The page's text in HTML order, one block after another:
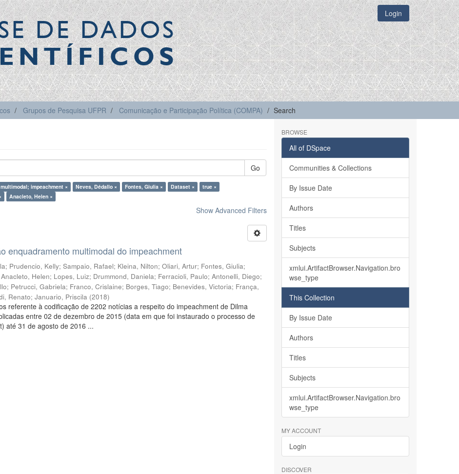
DE DADOS Login
Grupos de Pesquisa UFPR Comunicação e Participação Política (COMPA) Search
Go
impeachment × Neves, Dédallo × Fontes, Giulia × Dataset ×
true ×
Anacleto, Helen ×
Show Advanced Filters
enquadramento multimodal do impeachment
; Prudencio, Kelly;Sampaio, Rafael; Kleina, Nilton;Oliari, Artur; Fontes, Giulia;
Anacleto, Helen; Lopes, Luiz; Drummond, Daniela; Ferracioli, Paulo;Antonelli, Diego;
; Petrucci, Gabriela; Franco, Crislaine; Borges, Tiago; Benevides, Victoria; França,
Renato;Januario, Priscila (2018)
referente à codificação de 2202 notícias a respeito do impeachment de Dilma
entre 02 de dezembro de 2015 (data em que foi instaurado o processo de
até 31 de agosto de 2016 ...
BROWSE
All of DSpace
Communities & Collections
By Issue Date
Authors
Titles
Subjects
xmlui.ArtifactBrowser.Navigation.bro
wse_type
This Collection
By Issue Date
Authors
Titles
Subjects
xmlui.ArtifactBrowser.Navigation.bro
wse_type
MY ACCOUNT
Login
DISCOVER